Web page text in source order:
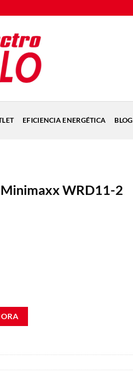
EFICIENCIA ENERGÉTICA BLOG
WRD11-2
cantidad